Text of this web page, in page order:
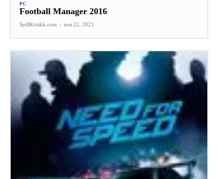
PC
Football Manager 2016
SpillKritikk.com - mai 22, 2021